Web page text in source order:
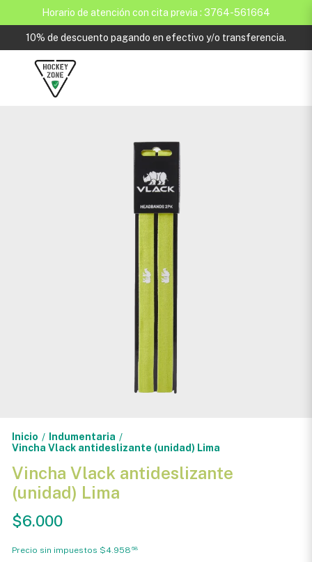
Horario de atención con cita previa : 3764-561664
10% de descuento pagando en efectivo y/o transferencia.
Inicio / Indumentaria /
Vincha Vlack antideslizante (unidad) Lima
Vincha Vlack antideslizante
(unidad) Lima
$6.000
Precio sin impuestos $4.958 68